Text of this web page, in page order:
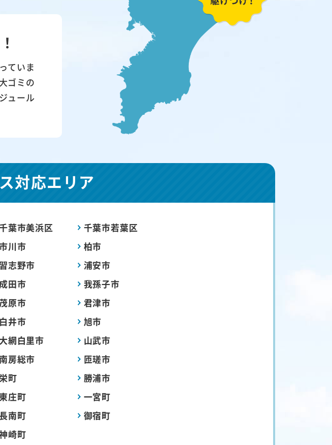
ていま
ゴミの
ュール
対応エリア
葉市美浜区
千葉市若葉区
川市
柏市
志野市
浦安市
成田市
我孫子市
茂原市
君津市
白井市
旭市
大網白里市
山武市
南房総市
匝瑳市
町
勝浦市
東庄町
一宮町
南町
御宿町
崎町